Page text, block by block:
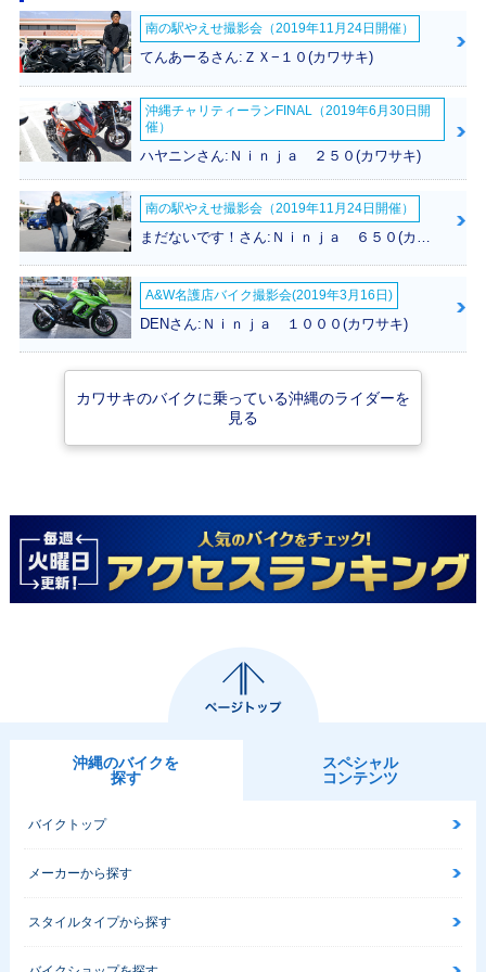
2005年 ELIMINAT
OR・カラーチェン
ジ
2003年 ELIMINAT
OR・マイナーチェ
ンジ
2002年 ELIMINAT
OR・カラーチェン
ジ
2001年 ELIMINAT
OR・マイナーチェ
ンジ
2000年 ELIMINAT
OR・カラーチェン
ジ
1999年 ELIMINAT
OR
OR・新登場
南の駅やえせ撮影会（2019年11月24日開催）
てんあーるさん:ＺＸ−１０(カワサキ)
沖縄チャリティーランFINAL（2019年6月30日開
催）
ハヤニンさん:Ｎｉｎｊａ ２５０(カワサキ)
南の駅やえせ撮影会（2019年11月24日開催）
A&W名護店バイク撮影会(2019年3月16日)
DENさん:Ｎｉｎｊａ １０００(カワサキ)
カワサキのバイクに乗っている沖縄のライダーを
見る
沖縄のバイクを
探す
スペシャル
コンテンツ
バイクトップ
メーカーから探す
スタイルタイプから探す